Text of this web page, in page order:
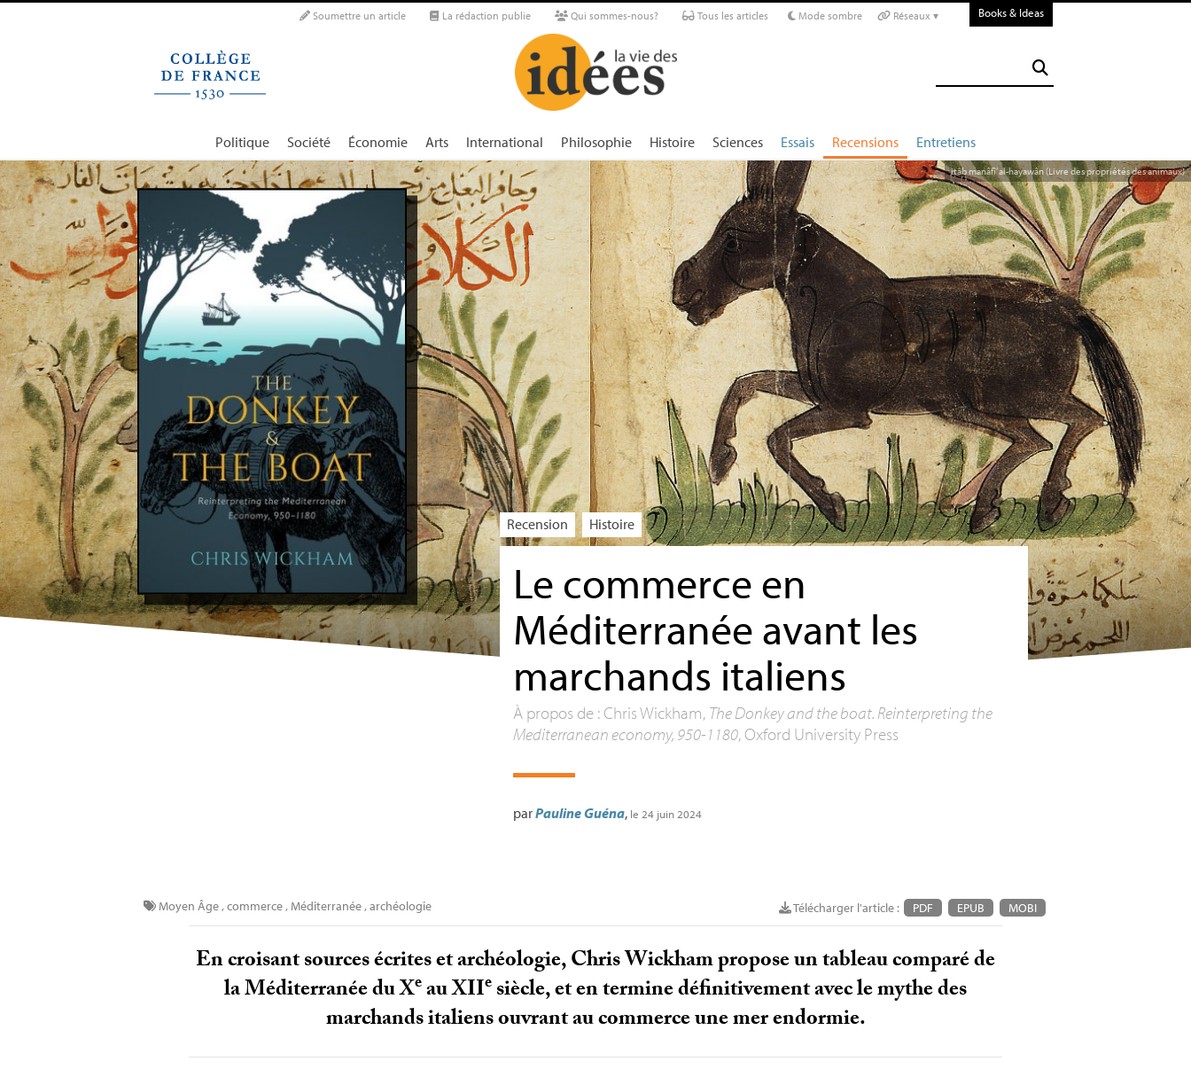
Soumettre un article La rédaction publie Qui sommes-nous? Tous les articles Mode sombre Réseaux ▾ Books & Ideas
Politique Société Économie Arts International Philosophie Histoire Sciences Essais Recensions Entretiens
itâb manâfî’ al-hayawân (Livre des propriétés des animaux)
Recension Histoire
Le commerce en
Méditerranée avant les
marchands italiens
À propos de : Chris Wickham, The Donkey and the boat. Reinterpreting the
Mediterranean economy, 950-1180, Oxford University Press
parPauline Guéna, le 24 juin 2024
Télécharger l'article : PDF EPUB MOBI
Moyen Âge,commerce, Méditerranée,archéologie
En croisant sources écrites et archéologie, Chris Wickham propose un tableau comparé de
la Méditerranée du XeauXIIesiècle, et en termine définitivement avec le mythe des
marchands italiens ouvrant au commerce une mer endormie.